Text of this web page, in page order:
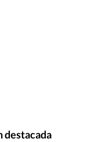
destacada